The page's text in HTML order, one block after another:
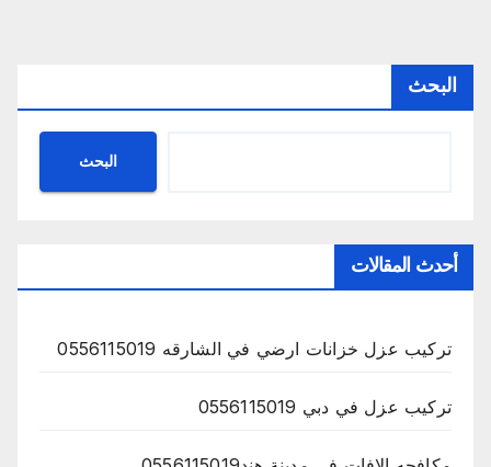
البحث
البحث
أحدث المقالات
تركيب عزل خزانات ارضي في الشارقه 0556115019
تركيب عزل في دبي 0556115019